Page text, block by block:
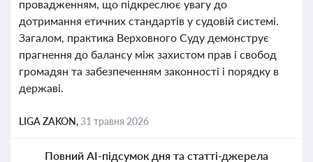
провадженням, що підкреслює увагу до
дотримання етичних стандартів у судовій системі.
Загалом, практика Верховного Суду демонструє
прагнення до балансу між захистом прав і свобод
громадян та забезпеченням законності і порядку в
державі.
LIGA ZAKON,31 травня 2026
Повний AI-підсумок дня та статті-джерела